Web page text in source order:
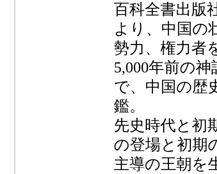
百科全書出版
より、中国の
勢力、権力者
5,000年前の
で、中国の歴
鑑。
先史時代と初
の登場と初期
主導の王朝を